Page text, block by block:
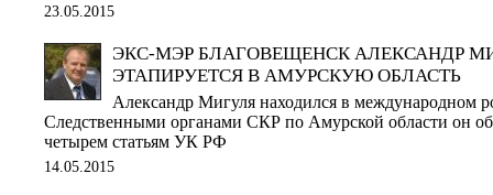
23.05.2015
ЭКС-МЭР БЛАГОВЕЩЕНСК АЛЕКСАНДР
ЭТАПИРУЕТСЯ В АМУРСКУЮ ОБЛАСТЬ
Александр Мигуля находился в международном
Следственными органами СКР по Амурской области он
четырем статьям УК РФ
14.05.2015